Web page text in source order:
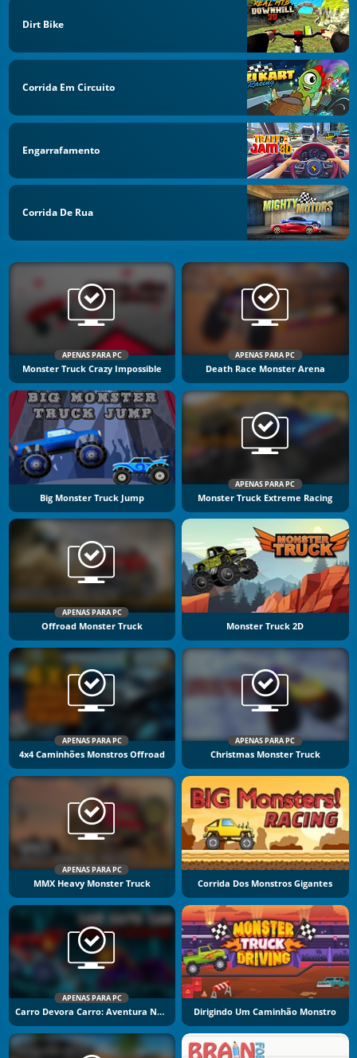
Dirt Bike
Corrida Em Circuito
Engarrafamento
Corrida De Rua
APENAS PARA PC
Monster Truck Crazy Impossible
APENAS PARA PC
Death Race Monster Arena
Big Monster Truck Jump
APENAS PARA PC
Monster Truck Extreme Racing
APENAS PARA PC
Offroad Monster Truck Monster Truck 2D
APENAS PARA PC
4x4 Caminhões Monstros Offroad
APENAS PARA PC
Christmas Monster Truck
APENAS PARA PC
MMX Heavy Monster Truck Corrida Dos Monstros Gigantes
APENAS PARA PC
Carro Devora Carro: Aventura No Calabouço Dirigindo Um Caminhão Monstro